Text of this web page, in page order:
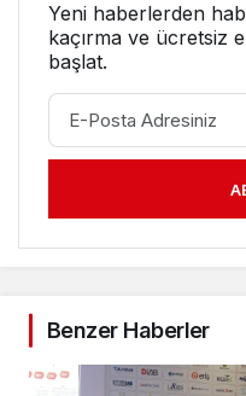
Yeni haberlerden
kaçırma ve ücretsiz
başlat.
Benzer Haberler